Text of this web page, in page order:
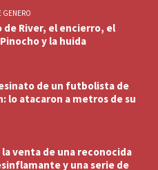
GENERO
de River, el encierro, el
y la huida
de un futbolista de
lo atacaron a metros de su
venta de una reconocida
y una serie de